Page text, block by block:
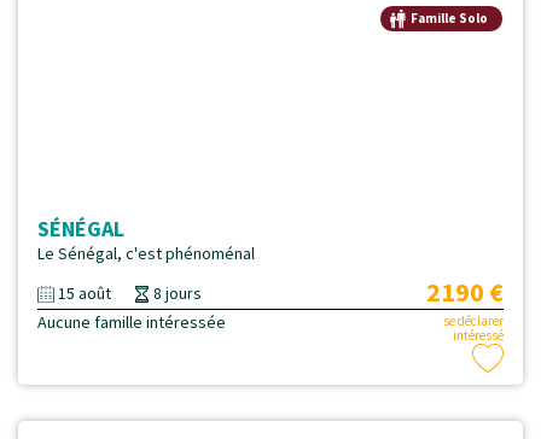
Famille Solo
SÉNÉGAL
Le Sénégal, c'est phénoménal
15 août
8 jours 2190 €
Aucune famille intéressée
se déclarer
intéressé